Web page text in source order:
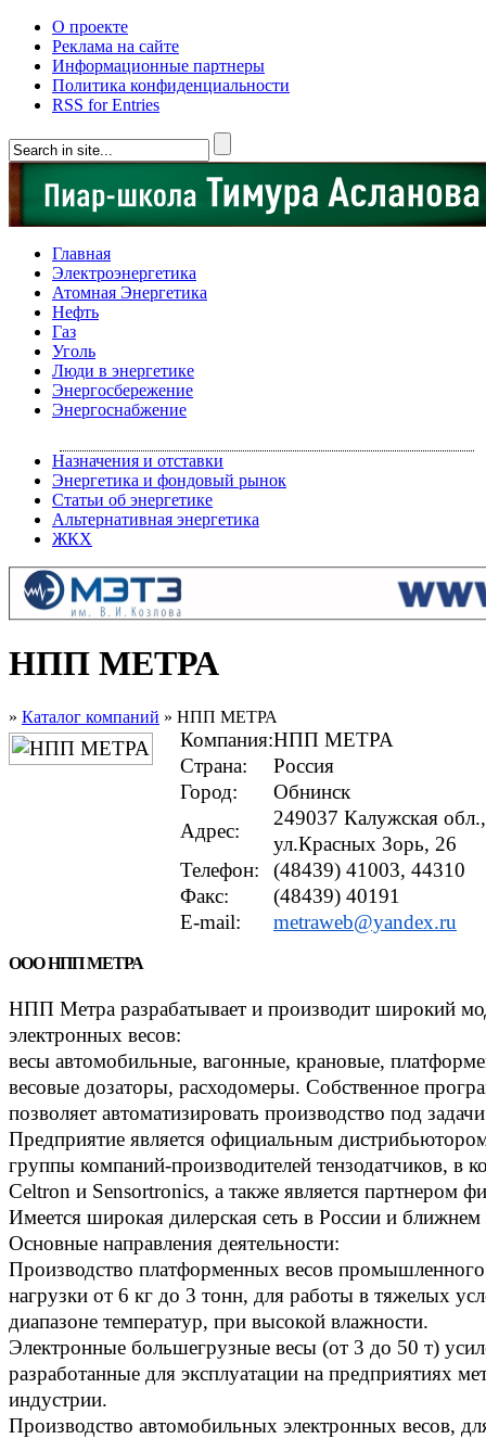
О проекте
Реклама на сайте
Информационные партнеры
Политика конфиденциальности
RSS for Entries
Главная
Электроэнергетика
Атомная Энергетика
Нефть
Газ
Уголь
Люди в энергетике
Энергосбережение
Энергоснабжение
Назначения и отставки
Энергетика и фондовый рынок
Статьи об энергетике
Альтернативная энергетика
ЖКХ
НПП МЕТРА
» Каталог компаний » НПП МЕТРА
Компания:НПП МЕТРА
Страна:
Россия
Город:
Обнинск
Адрес:
249037 Калужская
ул.Красных Зорь, 26
Телефон:
(48439) 41003, 44310
Факс:
(48439) 40191
E-mail:
metraweb@yandex.ru
ООО НПП МЕТРА
НПП Метра разрабатывает и производит широкий
электронных весов:
весы автомобильные, вагонные, крановые,
весовые дозаторы, расходомеры. Собственное
позволяет автоматизировать производство под
Предприятие является официальным
группы компаний-производителей тензодатчиков, в
Celtron и Sensortronics, а также является партнером
Имеется широкая дилерская сеть в России и ближнем
Основные направления деятельности:
Производство платформенных весов
нагрузки от 6 кг до 3 тонн, для работы в тяжелых
диапазоне температур, при высокой влажности.
Электронные большегрузные весы (от 3 до 50 т)
разработанные для эксплуатации на предприятиях
индустрии.
Производство автомобильных электронных весов,